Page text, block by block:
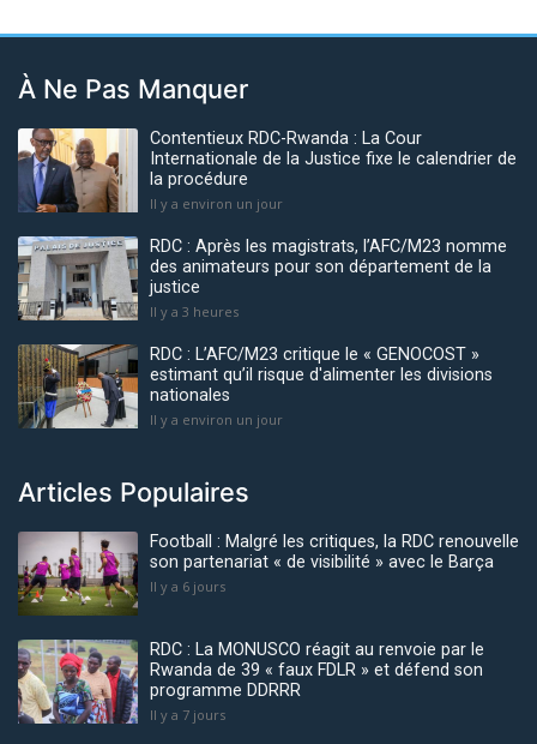
À Ne Pas Manquer
Contentieux RDC-Rwanda : La Cour
Internationale de la Justice fixe le calendrier de
la procédure
Il y a environ un jour
RDC : Après les magistrats, l’AFC/M23 nomme
des animateurs pour son département de la
justice
Il y a 3 heures
RDC : L’AFC/M23 critique le « GENOCOST »
estimant qu’il risque d'alimenter les divisions
nationales
Il y a environ un jour
Articles Populaires
Football : Malgré les critiques, la RDC renouvelle
son partenariat « de visibilité » avec le Barça
Il y a 6 jours
RDC : La MONUSCO réagit au renvoie par le
Rwanda de 39 « faux FDLR » et défend son
programme DDRRR
Il y a 7 jours